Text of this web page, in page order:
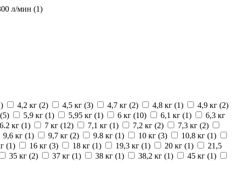
л/мин (1)
4,2 кг (2) 4,5 кг (3) 4,7 кг (2) 4,8 кг (1) 4,9 кг (2)
(5) 5,9 кг (1) 5,95 кг (1) 6 кг (10) 6,1 кг (1)
6,3 кг
6.2 кг (1) 7 кг (12) 7,1 кг (1) 7,2 кг (2) 7,3 кг (2)
9,6 кг (1) 9,7 кг (2) 9.8 кг (1) 10 кг (3) 10,8 кг (1)
(1) 16 кг (3) 18 кг (1) 19,3 кг (1) 20 кг (1)
21,5
35 кг (2) 37 кг (1) 38 кг (1) 38,2 кг (1) 45 кг (1)